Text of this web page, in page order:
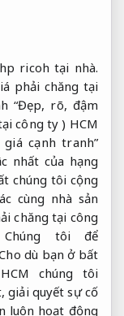
ricoh tại nhà.
phải chăng tại
“Đẹp, rõ, đậm
công ty ) HCM
cạnh tranh”
nhất của hạng
chúng tôi cộng
cùng nhà sản
chăng tại công
tôi để
dù bạn ở bất
chúng tôi
giải quyết sự cố
luôn hoạt động